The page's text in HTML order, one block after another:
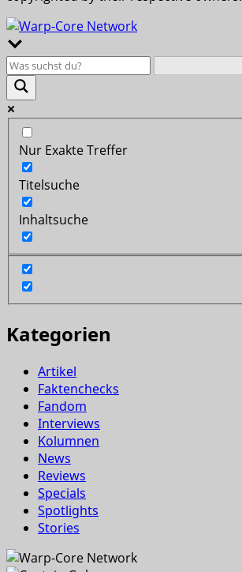
Nur Exakte Treffer
Titelsuche
Inhaltsuche
Kategorien
Artikel
Faktenchecks
Fandom
Interviews
Kolumnen
News
Reviews
Specials
Spotlights
Stories